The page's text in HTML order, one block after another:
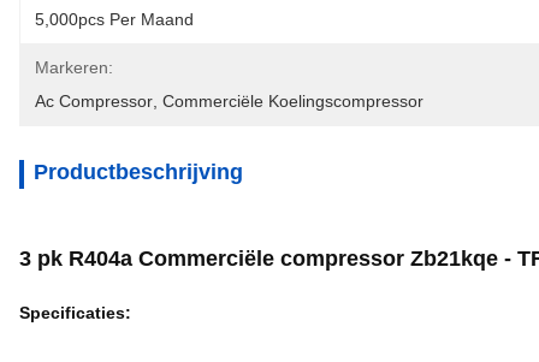
5,000pcs Per Maand
Markeren:
Ac Compressor Commerciële Koelingscompressor
Productbeschrijving
3 pk R404a Commerciële compressor Zb21kqe -
Specificaties: